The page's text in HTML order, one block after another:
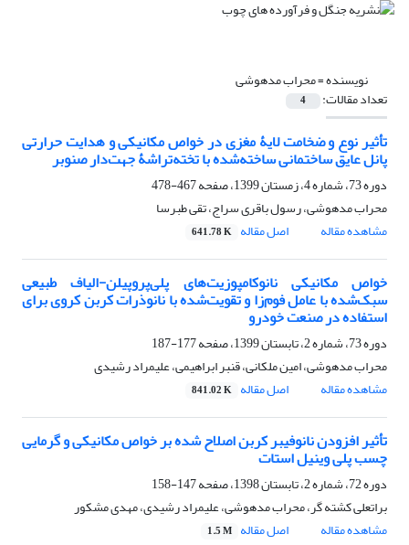
نویسنده =محراب مدهوشی
تعداد مقالات: 4
تأثیر نوع و ضخامت لایۀ مغزی در خواص مکانیکی و هدایت حرارتی
پانل عایق ساختمانی ساخته‌شده با تخته‌تراشۀ جهت‌دار صنوبر
دوره 73، شماره 4، زمستان 1399، صفحه
467-478
محراب مدهوشی، رسول باقری سراج، تقی طبرسا
مشاهده مقاله
اصل مقاله 641.78 K
خواص مکانیکی نانوکامپوزیت‌های پلی‌پروپیلن-الیاف‌ طبیعی
سبک‌شده با عامل فوم‌زا و تقویت‌شده با نانوذرات کربن کروی برای
استفاده در صنعت خودرو
دوره 73، شماره 2، تابستان 1399، صفحه
177-187
محراب مدهوشی، امین ملکانی، قنبر ابراهیمی، علیمراد رشیدی
مشاهده مقاله
اصل مقاله 841.02 K
تأثیر افزودن نانوفیبر کربن اصلاح شده بر خواص مکانیکی و گرمایی
چسب پلی وینیل استات
دوره 72، شماره 2، تابستان 1398، صفحه
147-158
براتعلی کشته گر، محراب مدهوشی، علیمراد رشیدی، مهدی مشکور
مشاهده مقاله
اصل مقاله 1.5 M